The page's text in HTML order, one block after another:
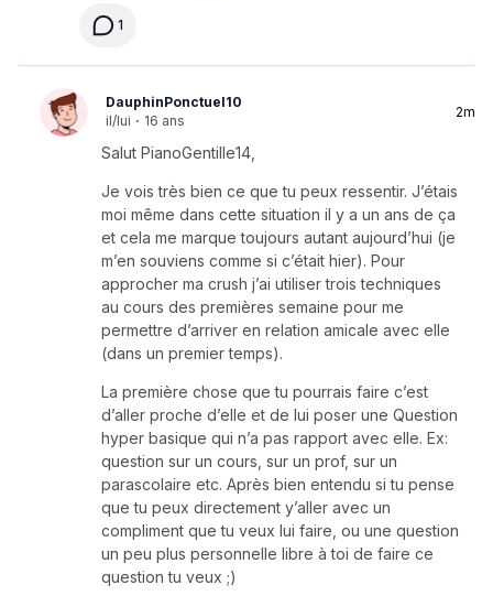
1
DauphinPonctuel10
il/lui · 16 ans
2m
Salut PianoGentille14,
Je vois très bien ce que tu peux ressentir. J’étais
moi même dans cette situation il y a un ans de ça
et cela me marque toujours autant aujourd’hui (je
m’en souviens comme si c’était hier). Pour
approcher ma crush j’ai utiliser trois techniques
au cours des premières semaine pour me
permettre d’arriver en relation amicale avec elle
(dans un premier temps).
La première chose que tu pourrais faire c’est
d’aller proche d’elle et de lui poser une Question
hyper basique qui n’a pas rapport avec elle. Ex:
question sur un cours, sur un prof, sur un
parascolaire etc. Après bien entendu si tu pense
que tu peux directement y’aller avec un
compliment que tu veux lui faire, ou une question
un peu plus personnelle libre à toi de faire ce
question tu veux ;)